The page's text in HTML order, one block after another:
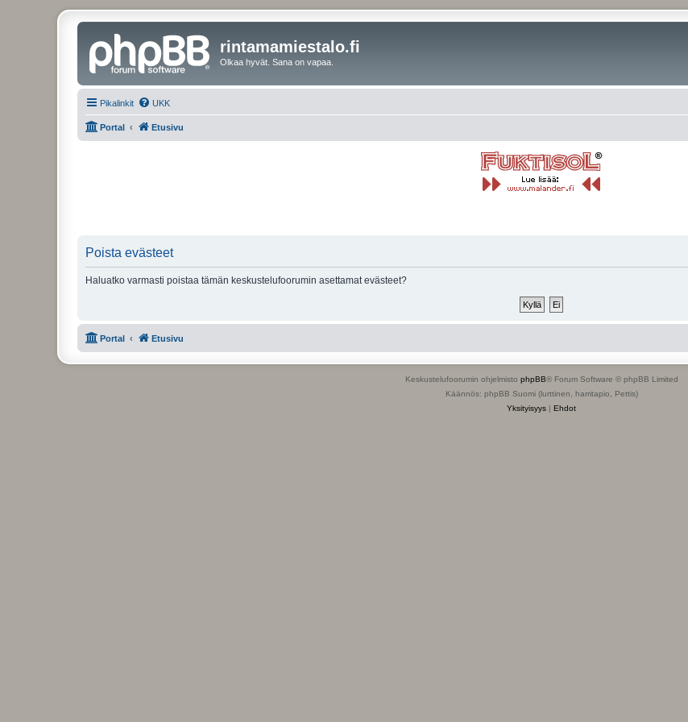
rintamamiestalo.fi
Olkaa hyvät. Sana on vapaa.
Pikalinkit UKK
Portal Etusivu
Poista evästeet
Haluatko varmasti poistaa tämän keskustelufoorumin asettamat evästeet?
Portal Etusivu
Keskustelufoorumin ohjelmisto phpBB® Forum Software © phpBB Limited
Käännös: phpBB Suomi (lurttinen, harritapio, Pettis)
Yksityisyys | Ehdot